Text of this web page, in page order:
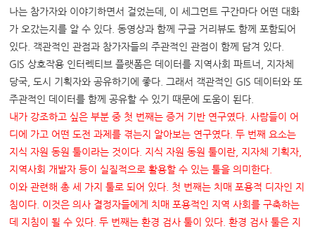
나는 참가자와 이야기하면서 걸었는데, 이 세그먼트 구간마다 어떤 대화
가 오갔는지를 알 수 있다. 동영상과 함께 구글 거리뷰도 함께 포함되어
있다. 객관적인 관점과 참가자들의 주관적인 관점이 함께 담겨 있다.
GIS 상호작용 인터렉티브 플랫폼은 데이터를 지역사회 파트너, 지자체
당국, 도시 기획자와 공유하기에 좋다. 그래서 객관적인 GIS 데이터와 또
주관적인 데이터를 함께 공유할 수 있기 때문에 도움이 된다.
내가 강조하고 싶은 부분 중 첫 번째는 증거 기반 연구였다 .사람들이 어
디에 가고 어떤 도전 과제를 겪는지 알아보는 연구였다 .두 번째 요소는
지식 자원 동원 툴이라는 것이다 지식 자원 동원 툴이란 지자체 기획자
지역사회 개발자 등이 실질적으로 활용할 수 있는 툴을 의미한다
이와 관련해 총 세 가지 툴로 되어 있다 첫 번째는 치매 포용적 디자인 지
침이다 이것은 의사 결정자들에게 치매 포용적인 지역 사회를 구축하는
데 지침이 될 수 있다 .두 번째는 환경 검사 툴이 있다 .환경 검사 툴은 지